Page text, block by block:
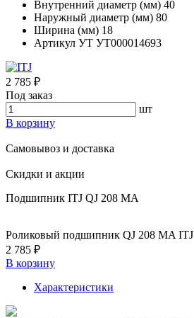
Внутренний диаметр (мм) 40
Наружный диаметр (мм) 80
Ширина (мм) 18
Артикул УТ УТ000014693
2 785 ₽
Под заказ
шт
В корзину
Самовывоз и доставка
Скидки и акции
Подшипник ITJ QJ 208 MA
Роликовый подшипник QJ 208 MA ITJ
2 785 ₽
В корзину
Характеристики